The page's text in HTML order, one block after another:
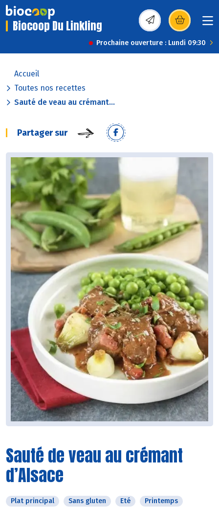
Biocoop Du Linkling (s’ouvre dans une
Prochaine ouverture : Lundi 09:30
Accueil
Toutes nos recettes
Sauté de veau au crémant...
Partager sur
Sauté de veau au crémant
d’Alsace
Plat principal Sans gluten Eté Printemps